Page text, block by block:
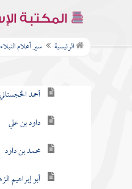
المكتبة
الرئيسية سير أعلام النبلاء
الطبقة الرابعة عشر
الطبقة الخامسة عشر
أحمد الخجستاني
داود بن علي
محمد بن داود
أبو إبراهيم